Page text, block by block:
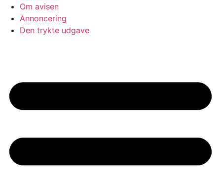
Om avisen
Annoncering
Den trykte udgave